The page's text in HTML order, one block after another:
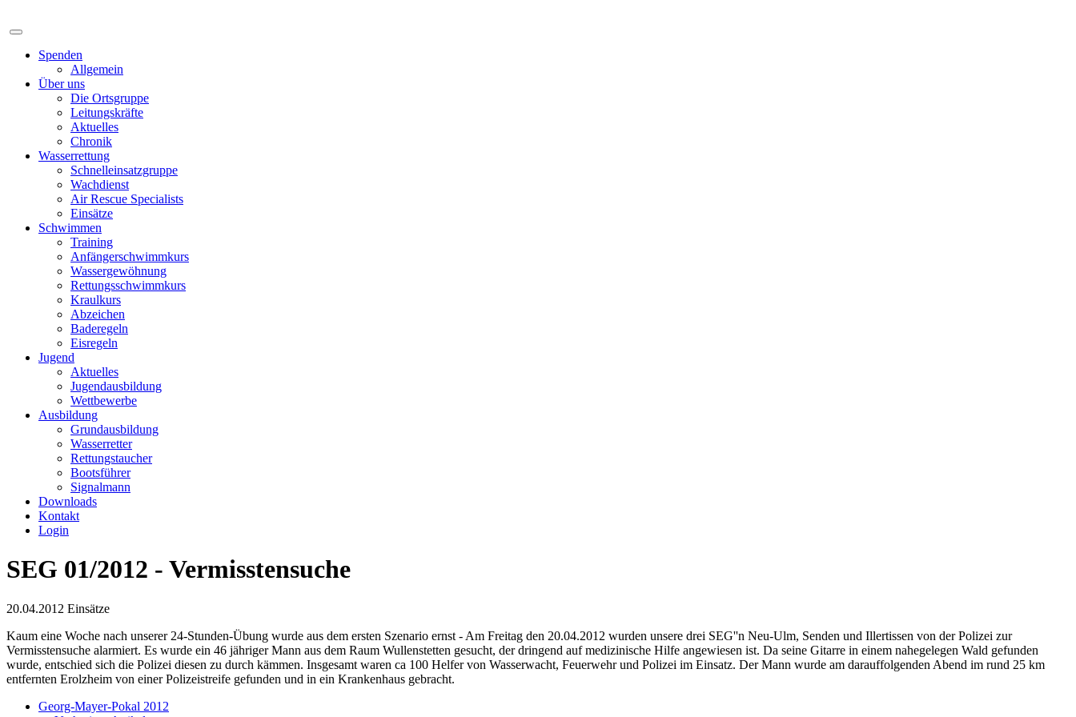
Spenden
Allgemein
Über uns
Die Ortsgruppe
Leitungskräfte
Aktuelles
Chronik
Wasserrettung
Schnelleinsatzgruppe
Wachdienst
Air Rescue Specialists
Einsätze
Schwimmen
Training
Anfängerschwimmkurs
Wassergewöhnung
Rettungsschwimmkurs
Kraulkurs
Abzeichen
Baderegeln
Eisregeln
Jugend
Aktuelles
Jugendausbildung
Wettbewerbe
Ausbildung
Grundausbildung
Wasserretter
Rettungstaucher
Bootsführer
Signalmann
Downloads
Kontakt
Login
SEG 01/2012 - Vermisstensuche
20.04.2012 Einsätze
Kaum eine Woche nach unserer 24-Stunden-Übung wurde aus dem ersten Szenario ernst - Am Freitag den 20.04.2012 wurden unsere drei SEG''n Neu-Ulm, Senden und Illertissen von der Polizei zur
Vermisstensuche alarmiert. Es wurde ein 46 jähriger Mann aus dem Raum Wullenstetten gesucht, der dringend auf medizinische Hilfe angewiesen ist. Da seine Gitarre in einem nahegelegen Wald gefunden
wurde, entschied sich die Polizei diesen zu durch kämmen. Insgesamt waren ca 100 Helfer von Wasserwacht, Feuerwehr und Polizei im Einsatz. Der Mann wurde am darauffolgenden Abend im rund 25 km
entfernten Erolzheim von einer Polizeistreife gefunden und in ein Krankenhaus gebracht.
Georg-Mayer-Pokal 2012